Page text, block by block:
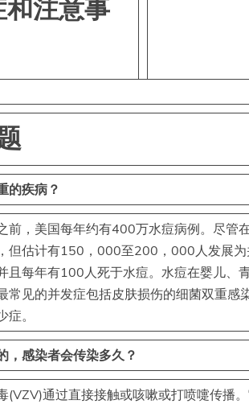
和注意事
的疾病？
前，美国每年约有400万水痘病例。尽管
但估计有150，000至200，000人发展
且每年有100人死于水痘。水痘在婴儿、
常见的并发症包括皮肤损伤的细菌双重感
。
，感染者会传染多久？
(VZV)通过直接接触或咳嗽或打喷嚏传播